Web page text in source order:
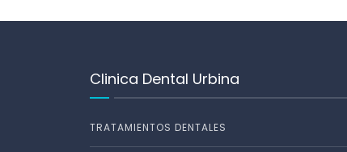
Clinica Dental Urbina
TRATAMIENTOS DENTALES